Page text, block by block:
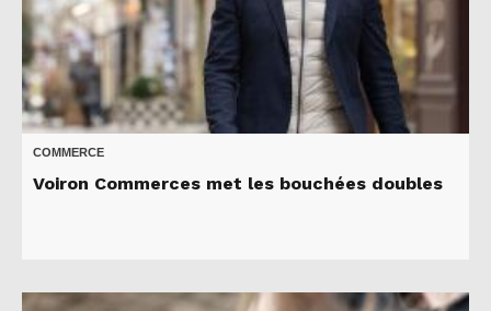
COMMERCE
Voiron Commerces met les bouchées doubles